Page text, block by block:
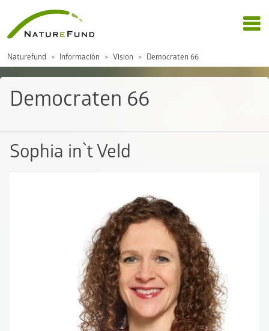
Naturefund Información Vision Democraten 66
Democraten 66
Sophia in`t Veld